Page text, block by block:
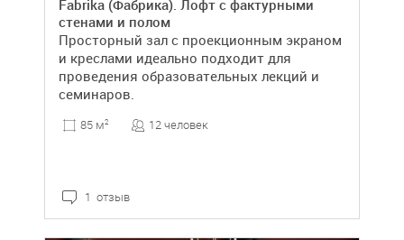
Fabrika (Фабрика). Лофт с фактурными
стенами и полом
Просторный зал с проекционным экраном
и креслами идеально подходит для
проведения образовательных лекций и
семинаров.
85 м2 12 человек
1 отзыв